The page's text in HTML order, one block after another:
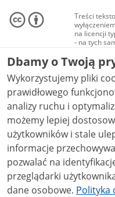
Treści
na licencji
- na tych
Materiały
audio i
Creative
NC-ND
Dbamy o Twoją
Wykorzystujemy pliki
prawidłowego
analizy ruchu i optymalizacji
możemy lepiej
użytkowników i stale ulepszać
informacje
pozwalać na
przeglądarki
dane osobowe. Polityka